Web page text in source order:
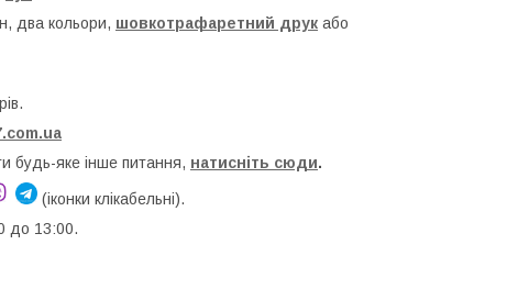
два кольори, шовкотрафаретний друк або
будь-яке інше питання, натисніть сюди.
(іконки клікабельні).
до 13:00.